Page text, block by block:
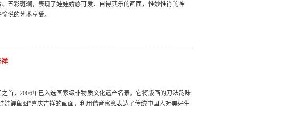
五彩斑斓，表现了娃娃娇憨可爱、自得其乐的画面，惟妙惟肖的神
悦的艺术享受。
首，2006年已入选国家级非物质文化遗产名录。它将版画的刀法韵味
娃鲤鱼图”喜庆吉祥的画面，利用谐音寓意表达了传统中国人对美好生